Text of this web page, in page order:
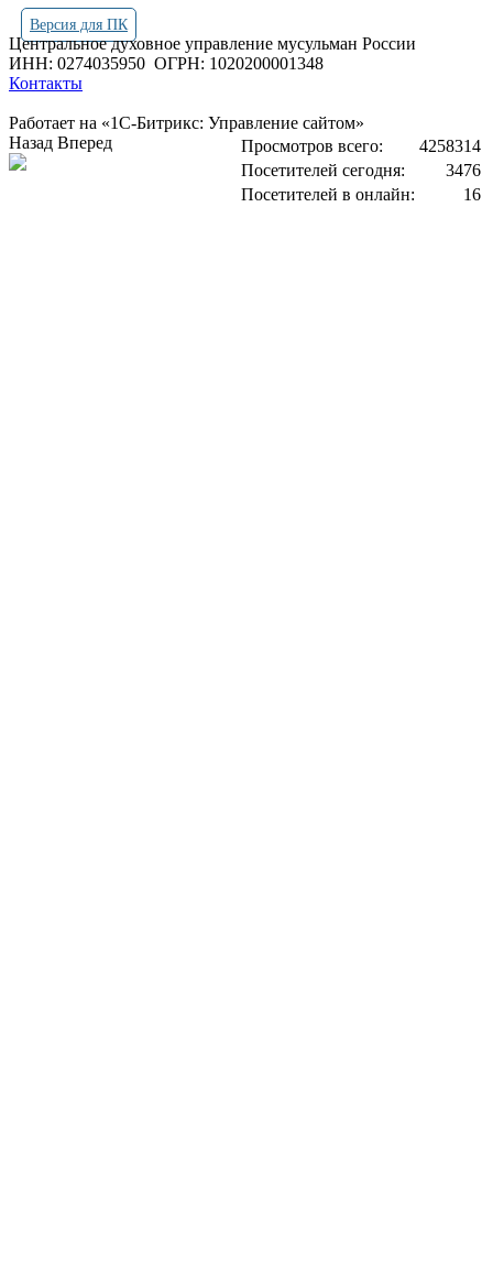
Версия для ПК
Центральное духовное управление мусульман России
ИНН: 0274035950 ОГРН: 1020200001348
Контакты
Работает на «1С-Битрикс: Управление сайтом»
Просмотров всего:
4258314
Посетителей сегодня:
3476
Посетителей в онлайн:
16
Назад Вперед